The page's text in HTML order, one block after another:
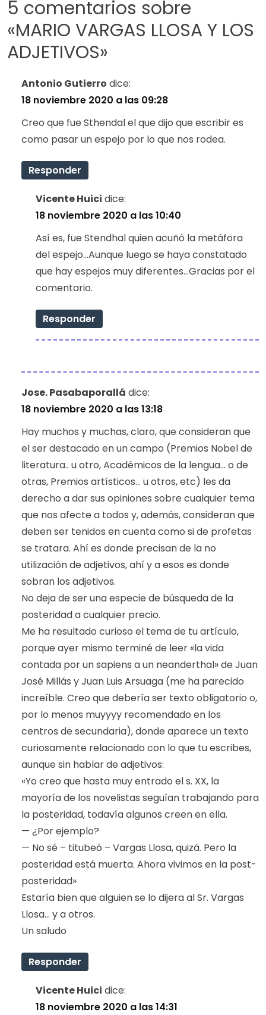
5 comentarios sobre
«MARIO VARGAS LLOSA Y LOS
ADJETIVOS»
Antonio Gutierro dice:
18 noviembre 2020 a las 09:28
Creo que fue Sthendal el que dijo que escribir es
como pasar un espejo por lo que nos rodea.
Responder
Vicente Huici dice:
18 noviembre 2020 a las 10:40
Así es, fue Stendhal quien acuñó la metáfora
del espejo…Aunque luego se haya constatado
que hay espejos muy diferentes…Gracias por el
comentario.
Responder
Jose. Pasabaporallá dice:
18 noviembre 2020 a las 13:18
Hay muchos y muchas, claro, que consideran que
el ser destacado en un campo (Premios Nobel de
literatura.. u otro, Académicos de la lengua… o de
otras, Premios artísticos… u otros, etc) les da
derecho a dar sus opiniones sobre cualquier tema
que nos afecte a todos y, además, consideran que
deben ser tenidos en cuenta como si de profetas
se tratara. Ahí es donde precisan de la no
utilización de adjetivos, ahí y a esos es donde
sobran los adjetivos.
No deja de ser una especie de búsqueda de la
posteridad a cualquier precio.
Me ha resultado curioso el tema de tu artículo,
porque ayer mismo terminé de leer «la vida
contada por un sapiens a un neanderthal» de Juan
José Millás y Juan Luis Arsuaga (me ha parecido
increíble. Creo que debería ser texto obligatorio o,
por lo menos muyyyy recomendado en los
centros de secundaria), donde aparece un texto
curiosamente relacionado con lo que tu escribes,
aunque sin hablar de adjetivos:
«Yo creo que hasta muy entrado el s. XX, la
mayoría de los novelistas seguían trabajando para
la posteridad, todavía algunos creen en ella.
— ¿Por ejemplo?
— No sé – titubeó – Vargas Llosa, quizá. Pero la
posteridad está muerta. Ahora vivimos en la post-
posteridad»
Estaría bien que alguien se lo dijera al Sr. Vargas
Llosa… y a otros.
Un saludo
Responder
Vicente Huici dice:
18 noviembre 2020 a las 14:31